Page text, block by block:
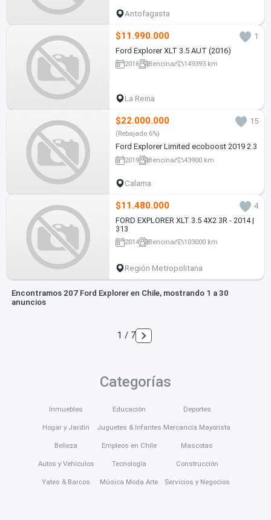
Antofagasta
$11.990.000
1
Ford Explorer XLT 3.5 AUT (2016)
2016 Bencina 149393 km
La Reina
$22.000.000 15
(Rebajado 6%)
Ford Explorer Limited ecoboost 2019 2.3
2019 Bencina 43900 km
Calama
$11.480.000
4
FORD EXPLORER XLT 3.5 4X2 3R - 2014 |
313
2014 Bencina 103000 km
Región Metropolitana
Encontramos 207 Ford Explorer en Chile, mostrando 1 a 30
anuncios
1 / 7
Categorías
Inmuebles
Hogar y Jardín
Belleza
Autos y Vehículos
Yates & Barcos
Educación
Juguetes & Infantes
Empleos en Chile
Tecnología
Música Moda Arte
Deportes
Mercancía Mayorista
Mascotas
Construcción
Servicios y Negocios